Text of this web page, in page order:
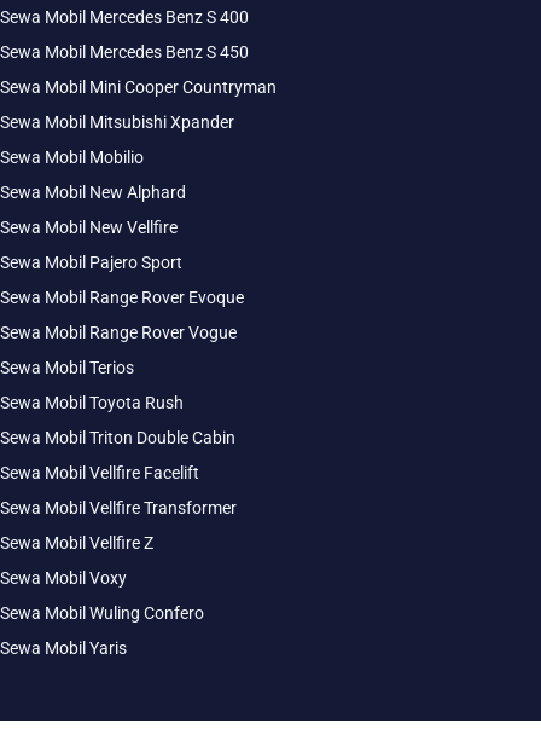
Sewa Mobil Mercedes Benz S 400
Sewa Mobil Mercedes Benz S 450
Sewa Mobil Mini Cooper Countryman
Sewa Mobil Mitsubishi Xpander
Sewa Mobil Mobilio
Sewa Mobil New Alphard
Sewa Mobil New Vellfire
Sewa Mobil Pajero Sport
Sewa Mobil Range Rover Evoque
Sewa Mobil Range Rover Vogue
Sewa Mobil Terios
Sewa Mobil Toyota Rush
Sewa Mobil Triton Double Cabin
Sewa Mobil Vellfire Facelift
Sewa Mobil Vellfire Transformer
Sewa Mobil Vellfire Z
Sewa Mobil Voxy
Sewa Mobil Wuling Confero
Sewa Mobil Yaris